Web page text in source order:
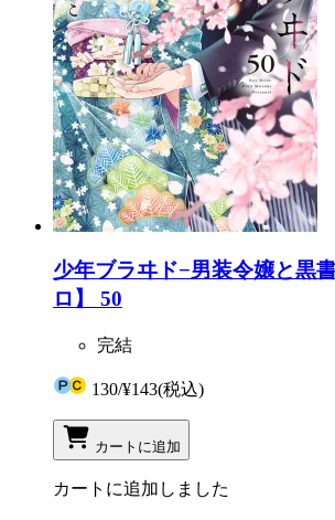
少年ブラヰド−男装令嬢と黒
ロ】 50
完結
130/¥143(税込)
カートに追加
カートに追加しました